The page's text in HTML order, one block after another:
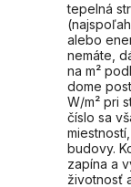
tepelná
alebo
nemáte,
na m²
dome
W/m² pri
číslo sa
budovy.
zapína a
životnosť